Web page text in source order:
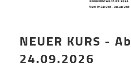
NEUER KURS - Ab
24.09.2026